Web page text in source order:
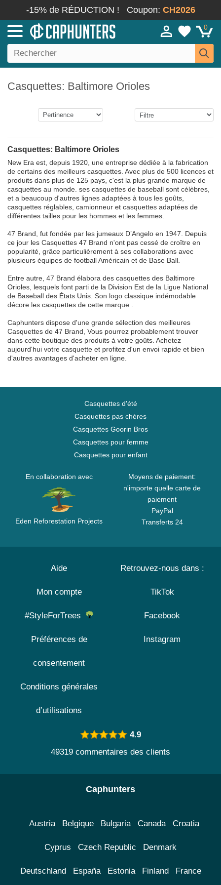
-15% de RÉDUCTION ! Coupon: CH2026
0
Casquettes: Baltimore Orioles
Casquettes: Baltimore Orioles
New Era est, depuis 1920, une entreprise dédiée à la fabrication
de certains des meilleurs casquettes. Avec plus de 500 licences et
produits dans plus de 125 pays, c'est la plus grande marque de
casquettes au monde. ses casquettes de baseball sont célèbres,
et a beaucoup d'autres lignes adaptées à tous les goûts,
casquettes réglables, camionneur et casquettes adaptées de
différentes tailles pour les hommes et les femmes.
47 Brand, fut fondée par les jumeaux D’Angelo en 1947. Depuis
ce jour les Casquettes 47 Brand n'ont pas cessé de croître en
popularité, grâce particulièrement à ses collaborations avec
plusieurs équipes de football Américain et de Base Ball.
Entre autre, 47 Brand élabora des casquettes des Baltimore
Orioles, lesquels font parti de la Division Est de la Ligue National
de Baseball des États Unis. Son logo classique indémodable
décore les casquettes de cette marque .
Caphunters dispose d'une grande sélection des meilleures
Casquettes de 47 Brand, Vous pourrez probablement trouver
dans cette boutique des produits à votre goûts. Achetez
aujourd'hui votre casquette et profitez d'un envoi rapide et bien
d'autres avantages d'acheter en ligne.
Casquettes d'été
Casquettes pas chères
Casquettes Goorin Bros
Casquettes pour femme
Casquettes pour enfant
En collaboration avec
Eden Reforestation Projects
Moyens de paiement:
n'importe quelle carte de
paiement
PayPal
Transferts 24
Aide
Mon compte
#StyleForTrees
Préférences de
consentement
Conditions générales
d’utilisations
Retrouvez-nous dans :
TikTok
Facebook
Instagram
4.9
49319 commentaires des clients
Caphunters
Austria Belgique Bulgaria Canada Croatia
Cyprus Czech Republic Denmark
Deutschland España Estonia Finland France